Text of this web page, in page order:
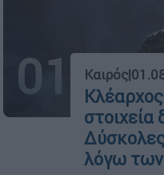
01 Καιρός|
στοιχεία
λόγω